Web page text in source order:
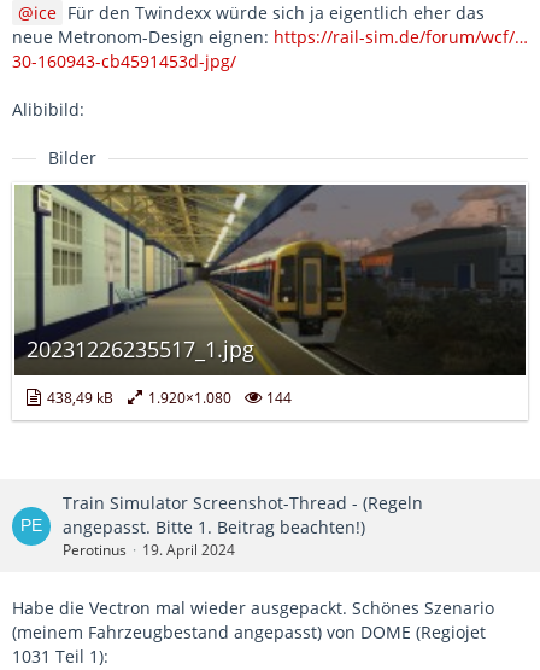
ice Für den Twindexx würde sich ja eigentlich eher das
neue Metronom-Design eignen: https://rail-sim.de/forum/wcf/…
30-160943-cb4591453d-jpg/
Alibibild:
Bilder
20231226235517_1.jpg
438,49 kB 1.920×1.080 144
Train Simulator Screenshot-Thread - (Regeln
angepasst. Bitte 1. Beitrag beachten!)
Perotinus 19. April 2024
Habe die Vectron mal wieder ausgepackt. Schönes Szenario
(meinem Fahrzeugbestand angepasst) von DOME (Regiojet
1031 Teil 1):